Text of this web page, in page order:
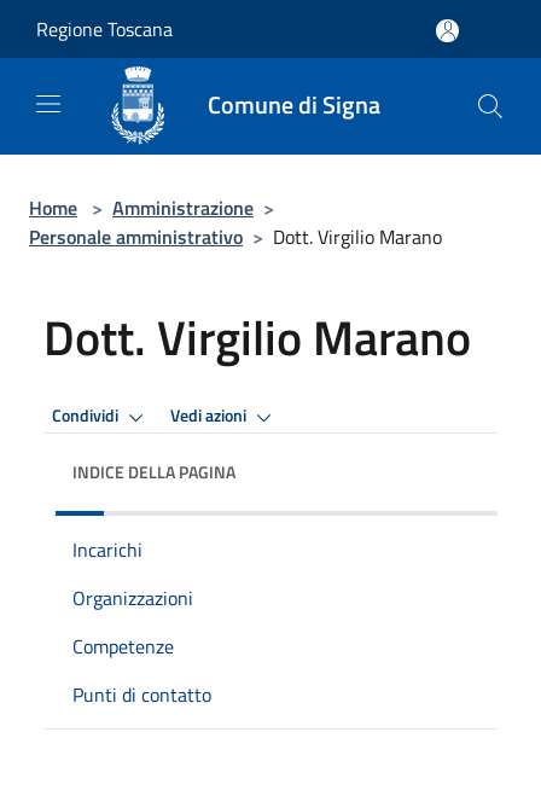
Regione Toscana
Comune di Signa
Home > Amministrazione >
Personale amministrativo > Dott. Virgilio Marano
Dott. Virgilio Marano
Condividi Vedi azioni
INDICE DELLA PAGINA
Incarichi
Organizzazioni
Competenze
Punti di contatto